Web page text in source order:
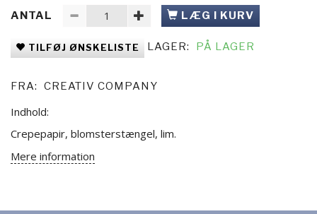
ANTAL LÆG I KURV
TILFØJ ØNSKELISTE LAGER: PÅ LAGER
FRA: CREATIV COMPANY
Indhold:
Crepepapir, blomsterstængel, lim.
Mere information